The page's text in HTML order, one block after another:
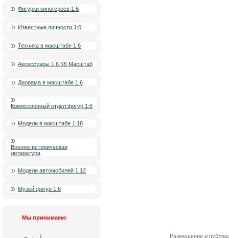
Фигурки киногероев 1:6
Известные личности 1:6
Техника в масштабе 1:6
Аксессуары 1:6 КБ Масштаб
Диорама в масштабе 1:6
Комиссионный отдел фигур 1:6
Модели в масштабе 1:18
Военно-историческая
литература
Модели автомобилей 1:12
Музей фигур 1:6
Мы принимаем:
Размещение и